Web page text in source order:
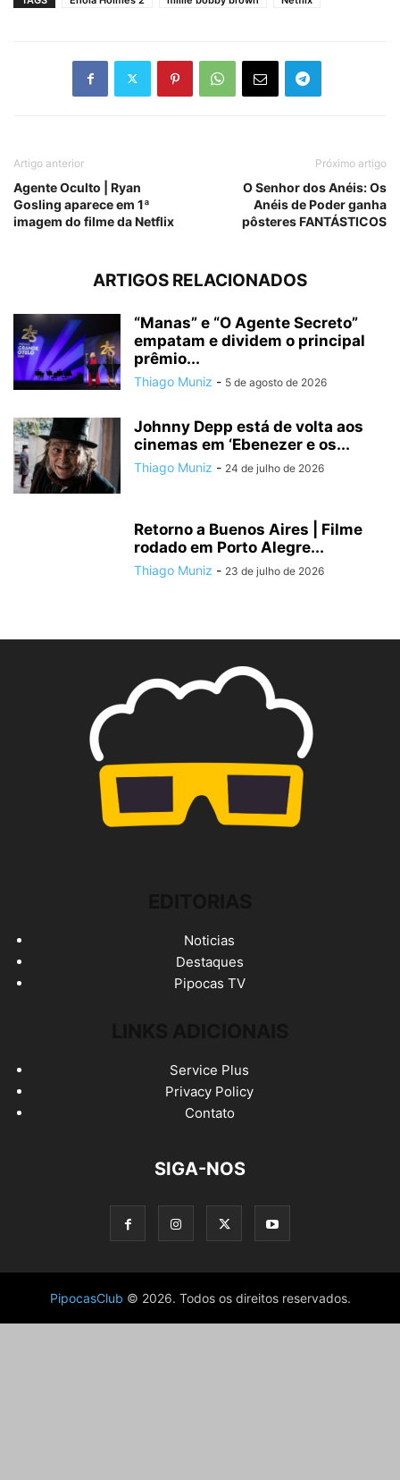
Artigo anterior
Agente Oculto | Ryan
Gosling aparece em 1ª
imagem do filme da Netflix
Próximo artigo
O Senhor dos Anéis: Os
Anéis de Poder ganha
pôsteres FANTÁSTICOS
ARTIGOS RELACIONADOS
“Manas” e “O Agente Secreto”
empatam e dividem o principal
prêmio...
Thiago Muniz - 5 de agosto de 2026
Johnny Depp está de volta aos
cinemas em ‘Ebenezer e os...
Thiago Muniz - 24 de julho de 2026
Retorno a Buenos Aires | Filme
rodado em Porto Alegre...
Thiago Muniz - 23 de julho de 2026
Noticias
Destaques
Pipocas TV
Service Plus
Privacy Policy
Contato
SIGA-NOS
PipocasClub © 2026. Todos os direitos reservados.